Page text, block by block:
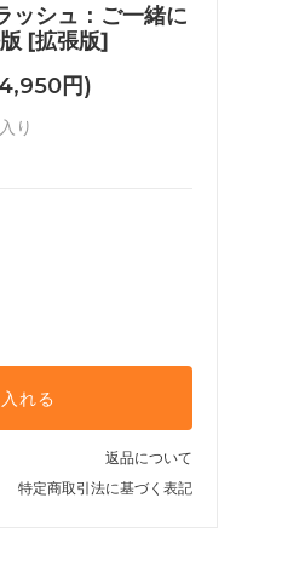
ッシュ：ご一緒に
[拡張版]
円)
り
れる
返品について
特定商取引法に基づく表記